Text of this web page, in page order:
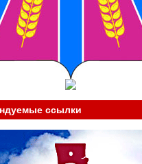
ссылки